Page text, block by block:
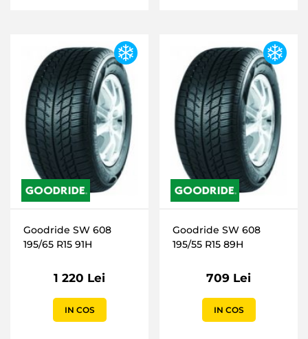
Goodride SW 608
195/65 R15 91H
1 220 Lei
IN COS
Goodride SW 608
195/55 R15 89H
709 Lei
IN COS